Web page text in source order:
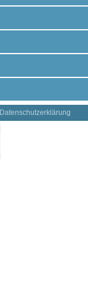
Datenschutzerklärung